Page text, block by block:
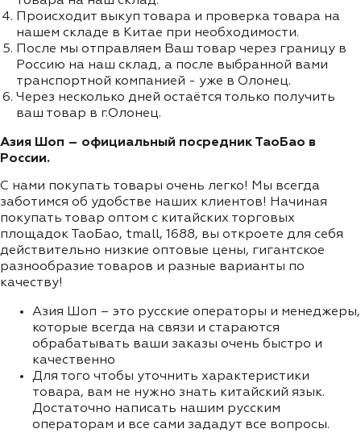
Происходит выкуп товара и проверка товара на
нашем складе в Китае при необходимости.
После мы отправляем Ваш товар через границу в
Россию на наш склад, а после выбранной вами
транспортной компанией - уже в Олонец.
Через несколько дней остаётся только получить
ваш товар в г.Олонец.
Азия Шоп – официальный посредник ТаоБао в
России.
С нами покупать товары очень легко! Мы всегда
заботимся об удобстве наших клиентов! Начиная
покупать товар оптом с китайских торговых
площадок ТаоБао, tmall, 1688, вы откроете для себя
действительно низкие оптовые цены, гигантское
разнообразие товаров и разные варианты по
качеству!
Азия Шоп – это русские операторы и менеджеры,
которые всегда на связи и стараются
обрабатывать ваши заказы очень быстро и
качественно
Для того чтобы уточнить характеристики
товара, вам не нужно знать китайский язык.
Достаточно написать нашим русским
операторам и все сами зададут все вопросы.